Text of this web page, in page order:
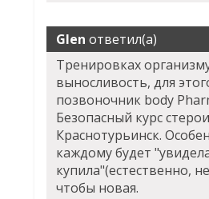
Glen ответил(а)
Тренировках
выносливость, для
позвоночник body
Безопасный курс
Краснотурьинск.
каждому будет
купила"(естественно,
чтобы новая.